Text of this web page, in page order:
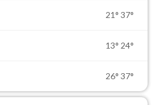
21° 37°
13° 24°
26° 37°